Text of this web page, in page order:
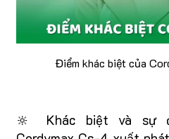
Điểm khác biệt của
🔆 Khác biệt và sự